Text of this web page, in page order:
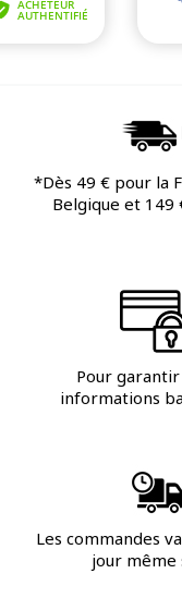
*Dès 49 € pour la
Belgique et 149
Pour
informations
Les commandes
jour même